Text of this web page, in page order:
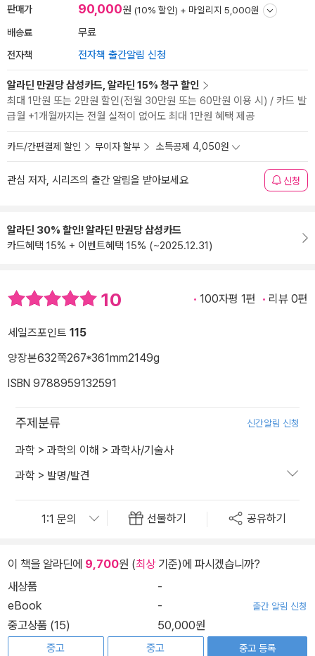
판매가 90,000원 (10% 할인) + 마일리지 5,000원
배송료 무료
전자책 전자책 출간알림 신청
알라딘 만권당 삼성카드, 알라딘 15% 청구 할인
최대 1만원 또는 2만원 할인(전월 30만원 또는 60만원 이용 시) / 카드 발
급월 +1개월까지는 전월 실적이 없어도 최대 1만원 혜택 제공
카드/간편결제 할인 무이자 할부 소득공제 4,050원
관심 저자, 시리즈의 출간 알림을 받아보세요 신청
알라딘 30% 할인! 알라딘 만권당 삼성카드
카드혜택 15% + 이벤트혜택 15% (~2025.12.31)
10 100자평 1편 리뷰 0편
세일즈포인트 115
양장본632쪽267*361mm2149g
ISBN 9788959132591
주제분류 신간알림 신청
과학 > 과학의 이해 > 과학사/기술사
과학 > 발명/발견
선물하기 공유하기
이 책을 알라딘에 9,700원 (최상기준)에 파시겠습니까?
새상품
-
eBook
- 출간 알림 신청
중고상품 (15) 50,000원
중고
중고
중고 등록